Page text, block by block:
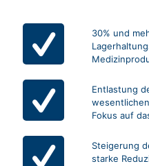
30% und
Entlastung
Fokus auf
Steigerung
starke